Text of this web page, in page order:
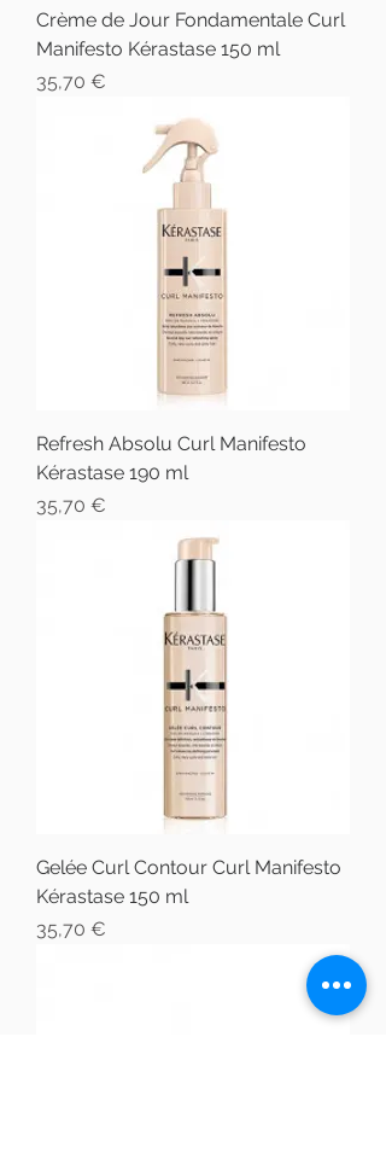
Crème de Jour Fondamentale Curl
Manifesto Kérastase 150 ml
Prix
35,70 €
Refresh Absolu Curl Manifesto
Kérastase 190 ml
Prix
35,70 €
Gelée Curl Contour Curl Manifesto
Kérastase 150 ml
Prix
35,70 €